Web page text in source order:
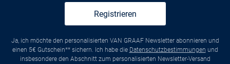
Registrieren
Ja, ich möchte den personalisierten VAN GRAAF Newsletter abonnieren und
einen 5€ Gutschein** sichern. Ich habe die Datenschutzbestimmungen und
insbesondere den Abschnitt zum personalisierten Newsletter-Versand